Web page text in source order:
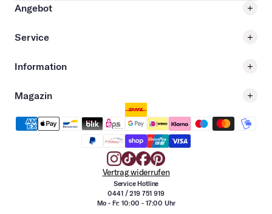
Angebot
Service
Information
Magazin
Vertrag widerrufen
Service Hotline
0441 / 219 751 919
Mo - Fr: 10:00 - 17:00 Uhr